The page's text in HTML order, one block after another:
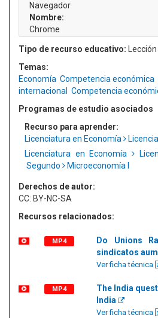
Navegador
Nombre:
Chrome
Tipo de recurso educativo: Lección
Temas:
Economía Competencia económica
internacional
Competencia
Programas de estudio asociados
Recurso para aprender:
Licenciatura en Economía
Licenciatura en Economía
Segundo
Microeconomía I
Derechos de autor:
CC: BY-NC-SA
Recursos relacionados:
MP4
Do Unions
sindicatos
Ver ficha técnica
MP4
The India
India
Ver ficha técnica